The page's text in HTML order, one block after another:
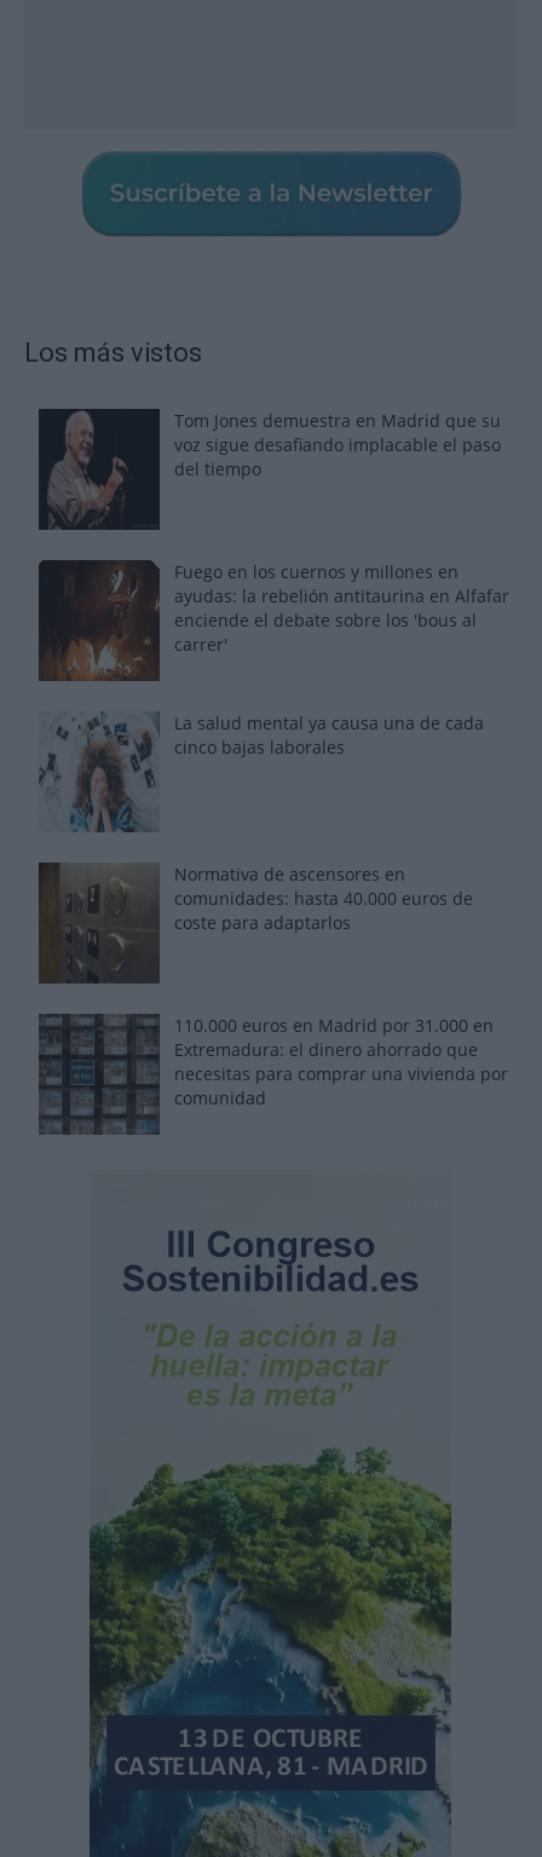
Los más vistos
Tom Jones demuestra en Madrid que su
voz sigue desafiando implacable el paso
del tiempo
Fuego en los cuernos y millones en
ayudas: la rebelión antitaurina en Alfafar
enciende el debate sobre los 'bous al
carrer'
La salud mental ya causa una de cada
cinco bajas laborales
Normativa de ascensores en
comunidades: hasta 40.000 euros de
coste para adaptarlos
110.000 euros en Madrid por 31.000 en
Extremadura: el dinero ahorrado que
necesitas para comprar una vivienda por
comunidad